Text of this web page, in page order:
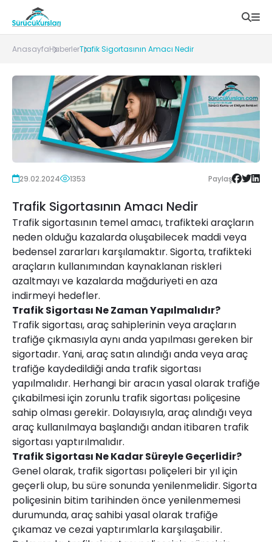
AnasayfaHaberlerTrafik Sigortasının Amacı Nedir
29.02.2024 1353 Paylaş
Trafik Sigortasının Amacı Nedir
Trafik sigortasının temel amacı, trafikteki araçların
neden olduğu kazalarda oluşabilecek maddi veya
bedensel zararları karşılamaktır. Sigorta, trafikteki
araçların kullanımından kaynaklanan riskleri
azaltmayı ve kazalarda mağduriyeti en aza
indirmeyi hedefler.
Trafik Sigortası Ne Zaman Yapılmalıdır?
Trafik sigortası, araç sahiplerinin veya araçların
trafiğe çıkmasıyla aynı anda yapılması gereken bir
sigortadır. Yani, araç satın alındığı anda veya araç
trafiğe kaydedildiği anda trafik sigortası
yapılmalıdır. Herhangi bir aracın yasal olarak trafiğe
çıkabilmesi için zorunlu trafik sigortası poliçesine
sahip olması gerekir. Dolayısıyla, araç alındığı veya
araç kullanılmaya başlandığı andan itibaren trafik
sigortası yaptırılmalıdır.
Trafik Sigortası Ne Kadar Süreyle Geçerlidir?
Genel olarak, trafik sigortası poliçeleri bir yıl için
geçerli olup, bu süre sonunda yenilenmelidir. Sigorta
poliçesinin bitim tarihinden önce yenilenmemesi
durumunda, araç sahibi yasal olarak trafiğe
çıkamaz ve cezai yaptırımlarla karşılaşabilir.